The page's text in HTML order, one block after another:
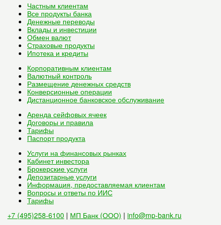
Частным клиентам
Все продукты банка
Денежные переводы
Вклады и инвестиции
Обмен валют
Страховые продукты
Ипотека и кредиты
Корпоративным клиентам
Валютный контроль
Размещение денежных средств
Конверсионные операции
Дистанционное банковское обслуживание
Аренда сейфовых ячеек
Договоры и правила
Тарифы
Паспорт продукта
Услуги на финансовых рынках
Кабинет инвестора
Брокерские услуги
Депозитарные услуги
Информация, предоставляемая клиентам
Вопросы и ответы по ИИС
Тарифы
+7 (495)258-6100 | МП Банк (ООО) | info@mp-bank.ru